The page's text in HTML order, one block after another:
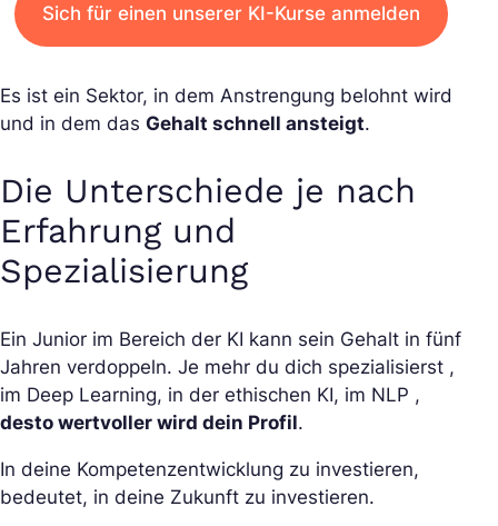
Sich für einen unserer KI-Kurse anmelden
Es ist ein Sektor, in dem Anstrengung belohnt wird
und in dem das Gehalt schnell ansteigt.
Die Unterschiede je nach
Erfahrung und
Spezialisierung
Ein Junior im Bereich der KI kann sein Gehalt in fünf
Jahren verdoppeln. Je mehr du dich spezialisierst ,
im Deep Learning, in der ethischen KI, im NLP ,
desto wertvoller wird dein Profil.
In deine Kompetenzentwicklung zu investieren,
bedeutet, in deine Zukunft zu investieren.